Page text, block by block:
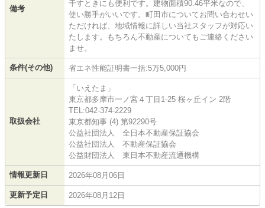
備考
干すときにも便利です。建物面積90.46平米なので、
使い勝手がいいです。町田市についてお問い合わせい
ただければ、地域情報に詳しい当社スタッフが対応い
たします。もちろん不動産についてもご連絡ください
ませ。
条件(その他) 省エネ性能証明書一括:5万5,000円
取扱会社
「いえたま」
東京都多摩市一ノ宮４丁目1-25 桜ヶ丘イン 2階
TEL:042-374-2229
東京都知事 (4) 第92290号
公益社団法人 全日本不動産保証協会
公益社団法人 不動産保証協会
公益財団法人 東日本不動産流通機構
情報更新日 2026年08月06日
更新予定日 2026年08月12日